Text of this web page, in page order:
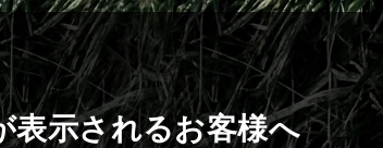
表示されるお客様へ